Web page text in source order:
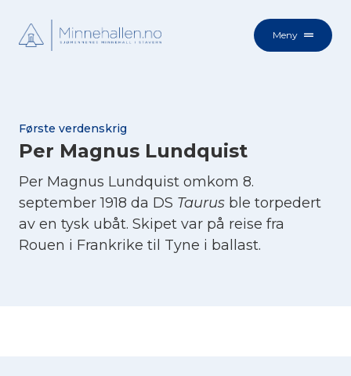
Meny
Første verdenskrig
Per Magnus Lundquist
Per Magnus Lundquist omkom 8.
september 1918 da DS Taurus ble torpedert
av en tysk ubåt. Skipet var på reise fra
Rouen i Frankrike til Tyne i ballast.